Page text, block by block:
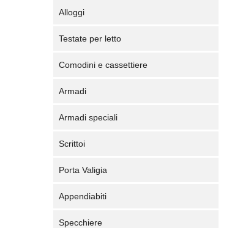
Alloggi
Testate per letto
Comodini e cassettiere
Armadi
Armadi speciali
Scrittoi
Porta Valigia
Appendiabiti
Specchiere